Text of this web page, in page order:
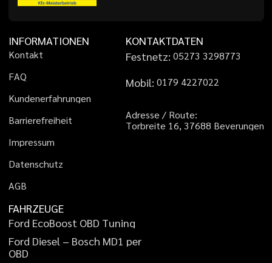
INFORMATIONEN
Kontakt
FAQ
Kundenerfahrungen
Barrierefreiheit
Impressum
Datenschutz
AGB
KONTAKTDATEN
Festnetz: 05273 3298773
Mobil: 01 79 4227022
Adresse / Route:
Torbreite 16, 37688 Beverungen
FAHRZEUGE
Ford EcoBoost OBD Tuning
Ford Diesel – Bosch MD1 per
OBD